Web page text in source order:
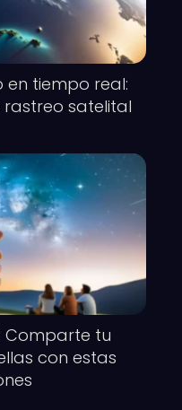
en tiempo real:
rastreo satelital
Comparte tu
con estas